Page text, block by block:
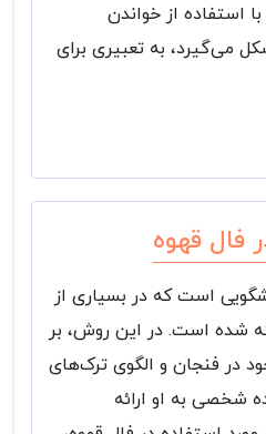
استفاده از خواندن
می‌گیرد، به تعبیری برای
فال قهوه
است که در بسیاری از
شده است. در این روش، بر
در فنجان و الگوی ترک‌های
شخصی به او ارائه